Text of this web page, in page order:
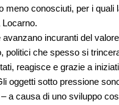
meno conosciuti, per i
incuranti del
che spesso si
reagisce e grazie a
oggetti sotto pressione
a causa di uno sviluppo